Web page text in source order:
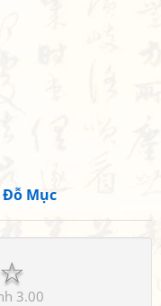
Đỗ Mục
☆
3.00